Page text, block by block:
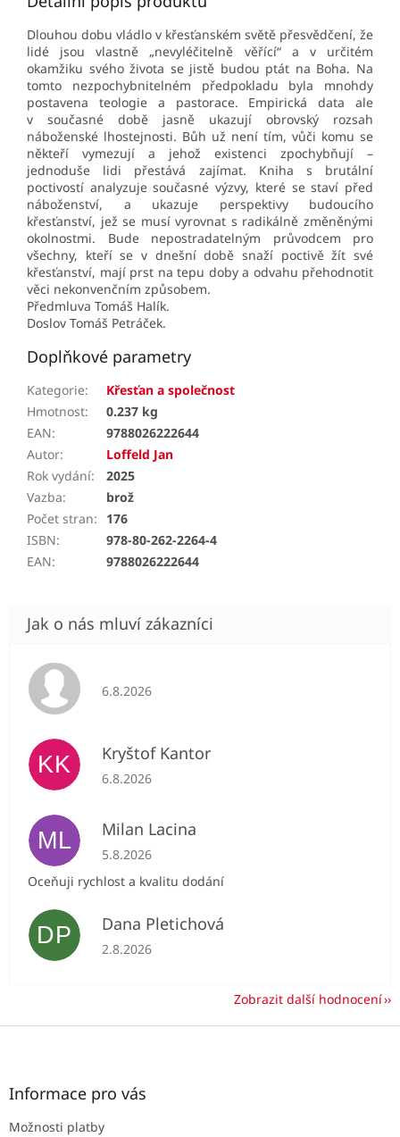
Dlouhou dobu vládlo v křesťanském světě přesvědčení, že
lidé jsou vlastně „nevyléčitelně věřící“ a v určitém
okamžiku svého života se jistě budou ptát na Boha. Na
tomto nezpochybnitelném předpokladu byla mnohdy
postavena teologie a pastorace. Empirická data ale
v současné době jasně ukazují obrovský rozsah
náboženské lhostejnosti. Bůh už není tím, vůči komu se
někteří vymezují a jehož existenci zpochybňují –
jednoduše lidi přestává zajímat. Kniha s brutální
poctivostí analyzuje současné výzvy, které se staví před
náboženství, a ukazuje perspektivy budoucího
křesťanství, jež se musí vyrovnat s radikálně změněnými
okolnostmi. Bude nepostradatelným průvodcem pro
všechny, kteří se v dnešní době snaží poctivě žít své
křesťanství, mají prst na tepu doby a odvahu přehodnotit
věci nekonvenčním způsobem.
Předmluva Tomáš Halík.
Doslov Tomáš Petráček.
Doplňkové parametry
Kategorie:
Křesťan a společnost
Hmotnost:
0.237 kg
EAN:
9788026222644
Autor:
Loffeld Jan
Rok vydání:
2025
Vazba:
brož
Počet stran:
176
ISBN:
978-80-262-2264-4
EAN: 9788026222644
Hodnocení obchodu je 5 z 5 hvězdiček.
6.8.2026
KK Kryštof Kantor
Hodnocení obchodu je 5 z 5 hvězdiček.
6.8.2026
ML Milan Lacina
Hodnocení obchodu je 5 z 5 hvězdiček.
5.8.2026
Oceňuji rychlost a kvalitu dodání
DP Dana Pletichová
Hodnocení obchodu je 5 z 5 hvězdiček.
2.8.2026
Zobrazit další hodnocení
Z
Informace pro vás
Možnosti platby